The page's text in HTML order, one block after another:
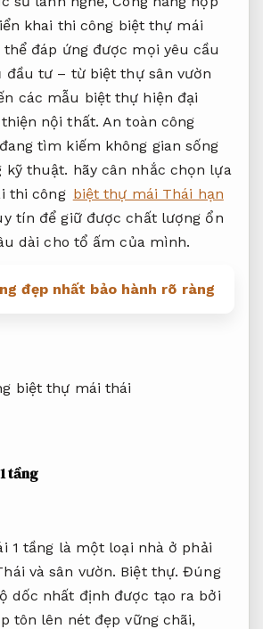
khai thi công biệt thự mái
đáp ứng được mọi yêu cầu
đầu tư – từ biệt thự sân vườn
các mẫu biệt thự hiện đại
thiện nội thất. An toàn công
tìm kiếm không gian sống
kỹ thuật. hãy cân nhắc chọn lựa
thi công biệt thự mái Thái hạn
tín để giữ được chất lượng ổn
dài cho tổ ấm của mình.
đẹp nhất bảo hành rõ ràng
tầng
1 tầng là một loại nhà ở phải
và sân vườn. Biệt thự. Đúng
dốc nhất định được tạo ra bởi
tôn lên nét đẹp vững chãi,